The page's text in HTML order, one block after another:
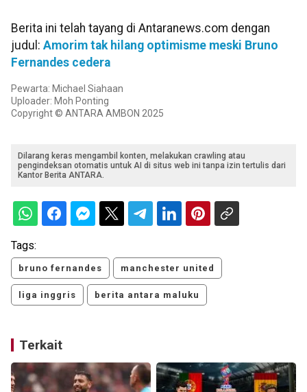
Berita ini telah tayang di Antaranews.com dengan
judul: Amorim tak hilang optimisme meski Bruno
Fernandes cedera
Pewarta: Michael Siahaan
Uploader: Moh Ponting
Copyright © ANTARA AMBON 2025
Dilarang keras mengambil konten, melakukan crawling atau
pengindeksan otomatis untuk AI di situs web ini tanpa izin tertulis dari
Kantor Berita ANTARA.
Tags:
bruno fernandes manchester united
liga inggris berita antara maluku
Terkait